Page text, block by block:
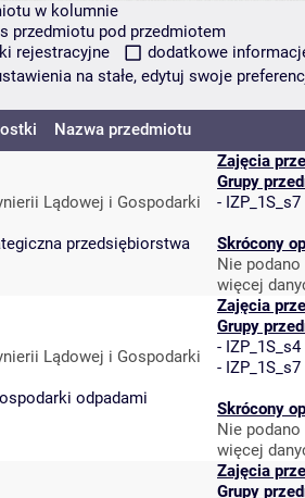
w kolumnie
przedmiotu pod przedmiotem
rejestracyjne
dodatkowe
na stałe, edytuj swoje
Nazwa przedmiotu
Lądowej i Gospodarki
przedsiębiorstwa
Zajęcia
Grupy
- IZP_1S_s7
Skrócony
Nie
więcej
Lądowej i Gospodarki
odpadami
Zajęcia
Grupy
- IZP_1S_s4
- IZP_1S_s7
Skrócony
Nie
więcej
Zajęcia
Grupy